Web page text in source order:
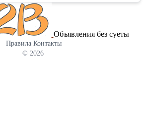
для верификации устройства и
Объявления без суеты
Правила Контакты
© 2026